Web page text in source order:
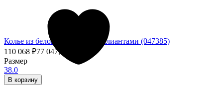
Колье из белого золота с бриллиантами (047385)
110 068 ₽77 047,60
Размер
38.0
В корзину